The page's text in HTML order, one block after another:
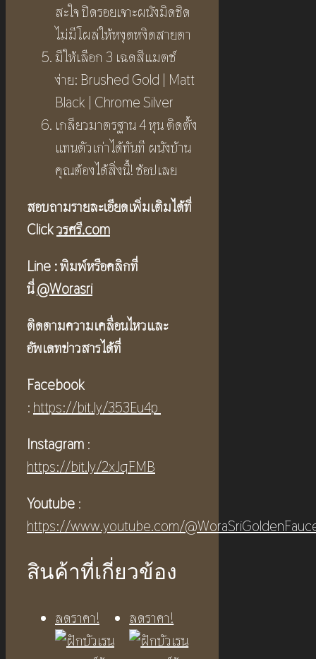
สะใจ ปิดรอยเจาะผนังมิดชิด
ไม่มีโผล่ให้หงุดหงิดสายตา
มีให้เลือก 3 เฉดสีแมตช์
ง่าย: Brushed Gold | Matt
Black | Chrome Silver
เกลียวมาตรฐาน 4 หุน ติดตั้ง
แทนตัวเก่าได้ทันที ผนังบ้าน
คุณต้องได้สิ่งนี้! ช้อปเลย
สอบถามรายละเอียดเพิ่มเติมได้ที่
Clickวรศรี.com
Line :พิมพ์หรือคลิกที่
นี่@Worasri
ติดตามความเคลื่อนไหวและ
อัพเดทข่าวสารได้ที่
Facebook
: https://bit.ly/353Eu4p
Instagram :
https://bit.ly/2xJqFMB
Youtube :
https://www.youtube.com/
สินค้าที่เกี่ยวข้อง
ลดราคา! ลดราคา!